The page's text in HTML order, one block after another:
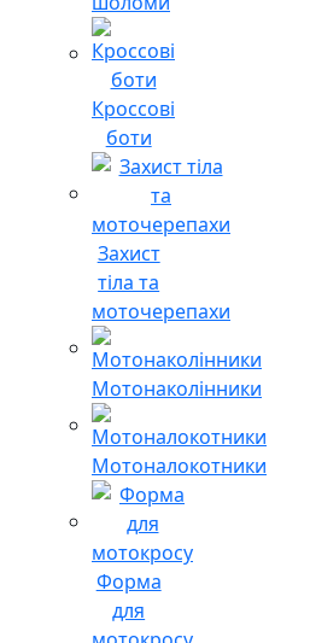
Кроссові
боти
Захист
тіла та
моточерепахи
Мотонаколінники
Мотоналокотники
Форма
для